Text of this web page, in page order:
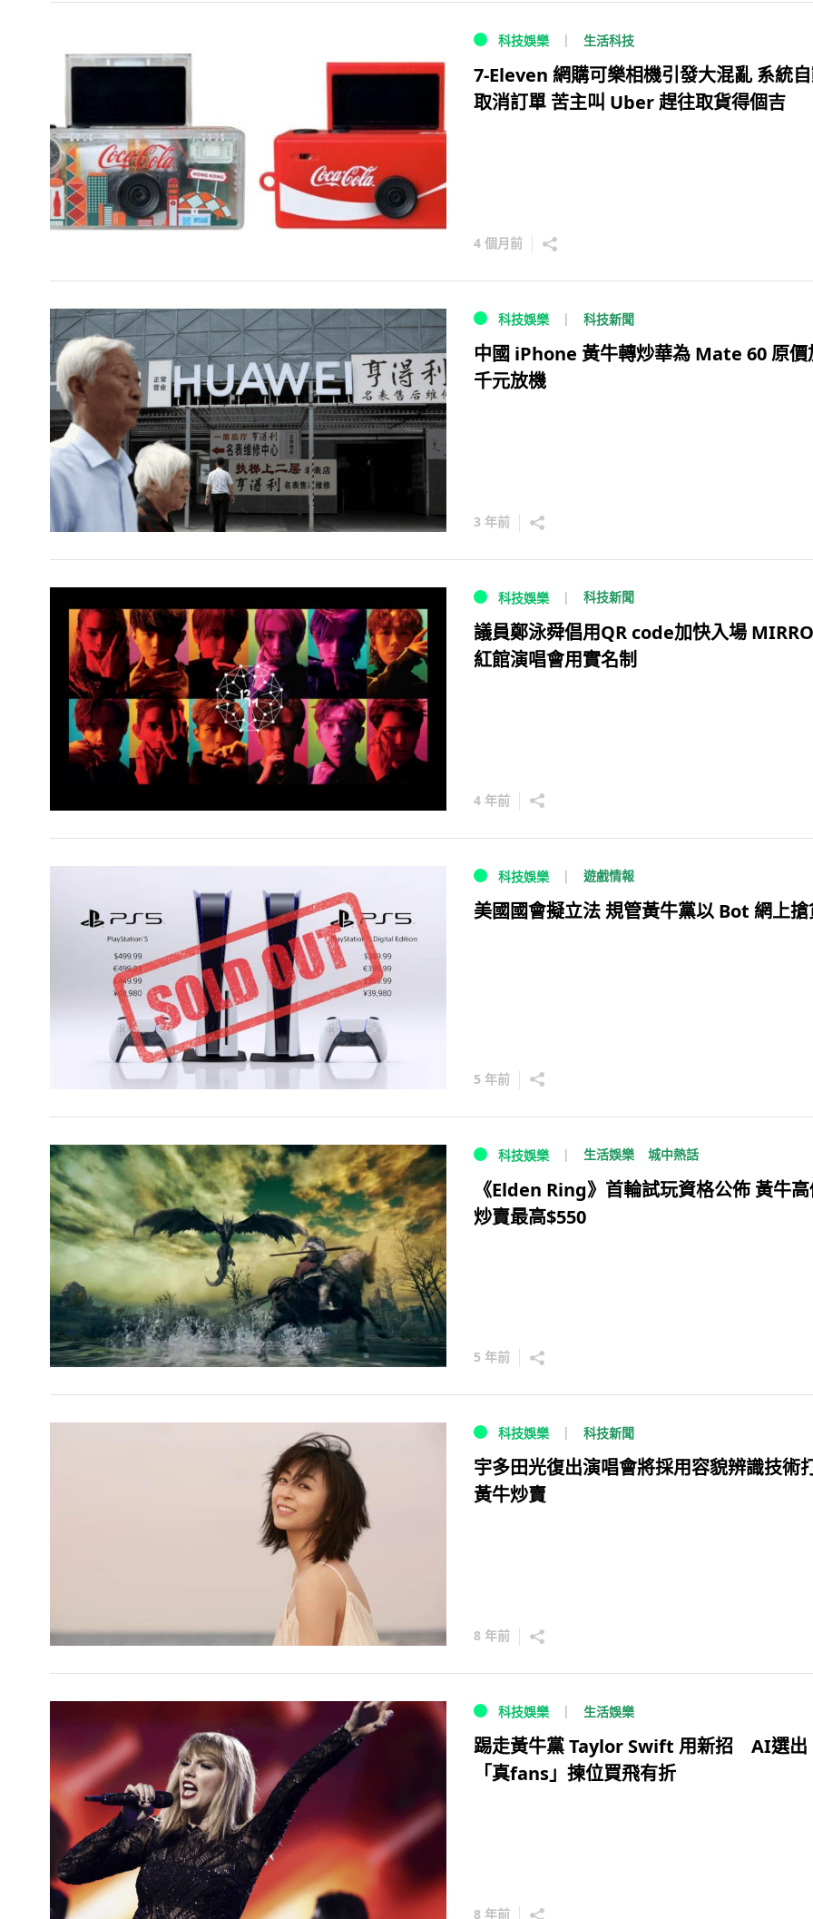
科技娛樂 生活科技
7-Eleven 網購可樂相機引發大混亂 系統
取消訂單 苦主叫 Uber 趕往取貨得個吉
4 個月前
科技娛樂 科技新聞
中國 iPhone 黃牛轉炒華為 Mate 60 原價
千元放機
3 年前
科技娛樂 科技新聞
議員鄭泳舜倡用QR code加快入場
紅館演唱會用實名制
4 年前
科技娛樂 遊戲情報
美國國會擬立法 規管黃牛黨以 Bot 網上搶
5 年前
科技娛樂 生活娛樂 城中熱話
《Elden Ring》首輪試玩資格公佈 黃牛
炒賣最高$550
5 年前
科技娛樂 科技新聞
宇多田光復出演唱會將採用容貌辨識技術
黃牛炒賣
8 年前
科技娛樂 生活娛樂
踢走黃牛黨 Taylor Swift 用新招 AI選出
「真fans」揀位買飛有折
8 年前